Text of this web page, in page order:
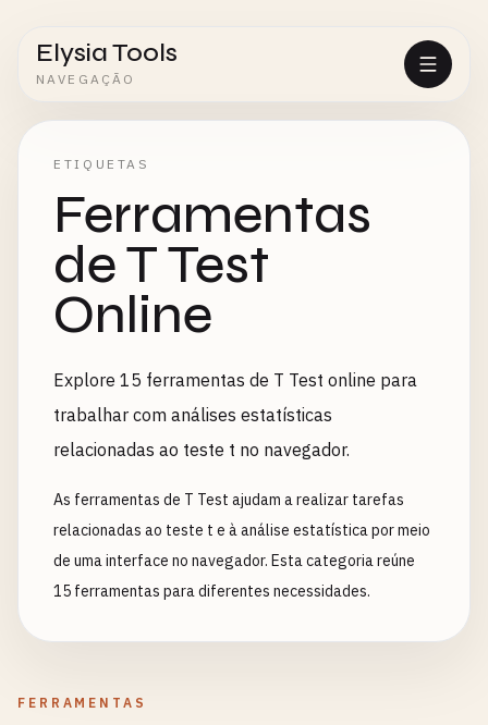
Elysia Tools
NAVEGAÇÃO
ETIQUETAS
Ferramentas
de T Test
Online
Explore 15 ferramentas de T Test online para
trabalhar com análises estatísticas
relacionadas ao teste t no navegador.
As ferramentas de T Test ajudam a realizar tarefas
relacionadas ao teste t e à análise estatística por meio
de uma interface no navegador. Esta categoria reúne
15 ferramentas para diferentes necessidades.
FERRAMENTAS